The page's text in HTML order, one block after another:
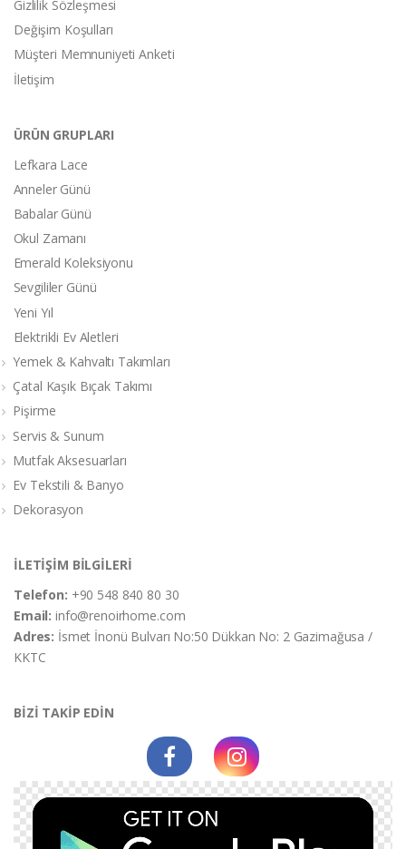
Gizlilik Sözleşmesi
Değişim Koşulları
Müşteri Memnuniyeti Anketi
İletişim
ÜRÜN GRUPLARI
Lefkara Lace
Anneler Günü
Babalar Günü
Okul Zamanı
Emerald Koleksiyonu
Sevgililer Günü
Yeni Yıl
Elektrikli Ev Aletleri
Yemek & Kahvaltı Takımları
Çatal Kaşık Bıçak Takımı
Pişirme
Servis & Sunum
Mutfak Aksesuarları
Ev Tekstili & Banyo
Dekorasyon
İLETİŞİM BİLGİLERİ
Telefon: +90 548 840 80 30
Email:info@renoirhome.com
Adres: İsmet İnonü Bulvarı No:50 Dükkan No: 2 Gazimağusa /
KKTC
BİZİ TAKİP EDİN